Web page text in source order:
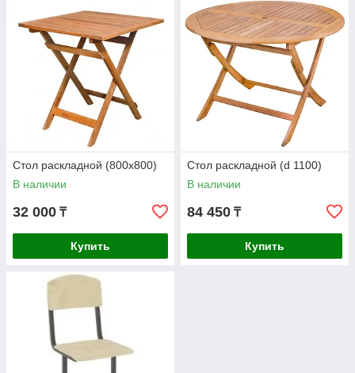
Стол раскладной (800х800)
В наличии
32 000 ₸
Купить
Стол раскладной (d 1100)
В наличии
84 450 ₸
Купить